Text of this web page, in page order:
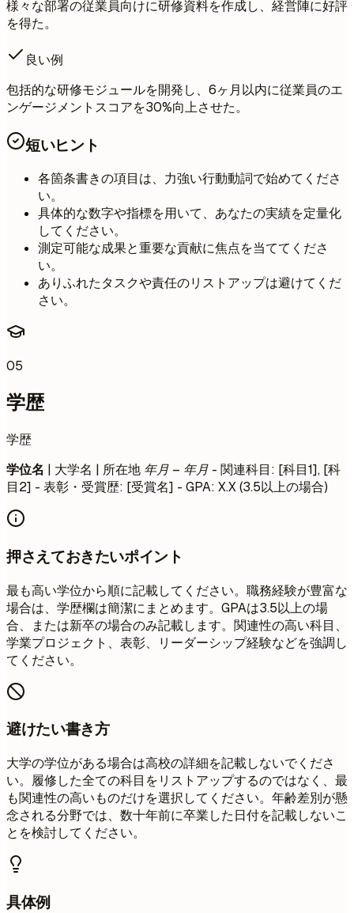
様々な部署の従業員向けに研修資料を作成し、経営陣に好評
を得た。
良い例
包括的な研修モジュールを開発し、6ヶ月以内に従業員のエ
ンゲージメントスコアを30%向上させた。
短いヒント
各箇条書きの項目は、力強い行動動詞で始めてくださ
い。
具体的な数字や指標を用いて、あなたの実績を定量化
してください。
測定可能な成果と重要な貢献に焦点を当ててくださ
い。
ありふれたタスクや責任のリストアップは避けてくだ
さい。
05
学歴
学歴
学位名 | 大学名 | 所在地 年月 – 年月 - 関連科目: [科目1], [科
目2] - 表彰・受賞歴: [受賞名] - GPA: X.X (3.5以上の場合)
押さえておきたいポイント
最も高い学位から順に記載してください。職務経験が豊富な
場合は、学歴欄は簡潔にまとめます。GPAは3.5以上の場
合、または新卒の場合のみ記載します。関連性の高い科目、
学業プロジェクト、表彰、リーダーシップ経験などを強調し
てください。
避けたい書き方
大学の学位がある場合は高校の詳細を記載しないでくださ
い。履修した全ての科目をリストアップするのではなく、最
も関連性の高いものだけを選択してください。年齢差別が懸
念される分野では、数十年前に卒業した日付を記載しないこ
とを検討してください。
具体例